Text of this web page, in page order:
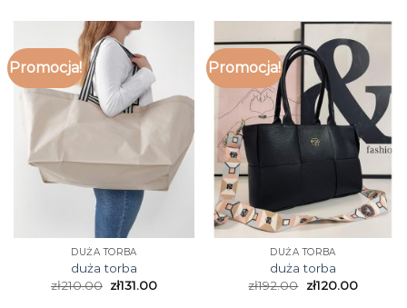
Promocja!
DUŻA TORBA
duża torba
zł210.00 zł131.00
Promocja!
DUŻA TORBA
duża torba
zł192.00 zł120.00